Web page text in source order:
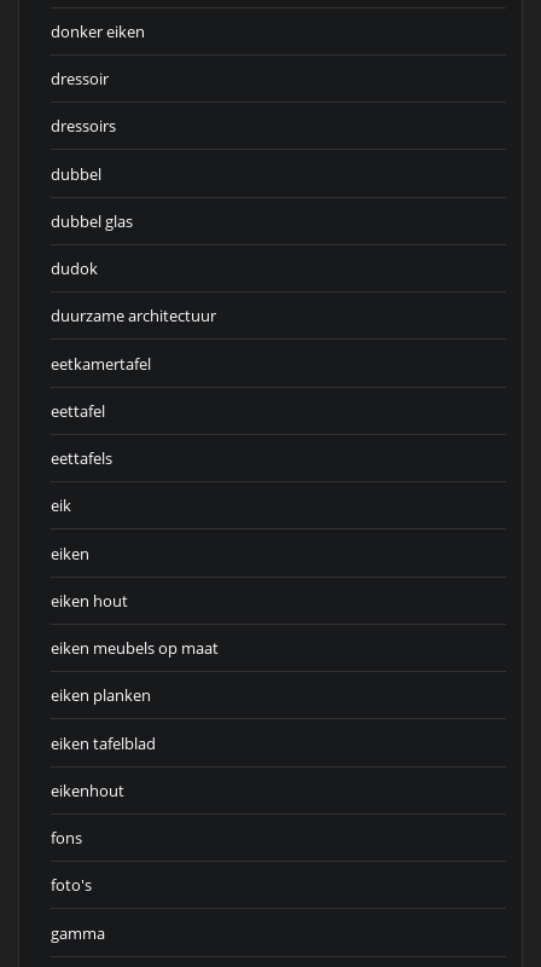
donker eiken
dressoir
dressoirs
dubbel
dubbel glas
dudok
duurzame architectuur
eetkamertafel
eettafel
eettafels
eik
eiken
eiken hout
eiken meubels op maat
eiken planken
eiken tafelblad
eikenhout
fons
foto's
gamma